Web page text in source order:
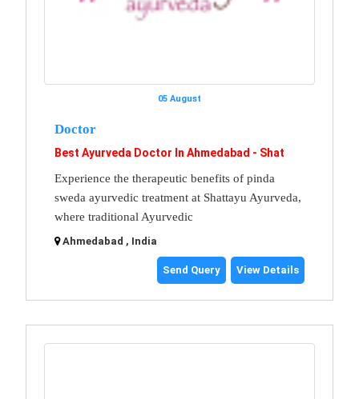
05 August
Doctor
Best Ayurveda Doctor In Ahmedabad - Shat
Experience the therapeutic benefits of pinda
sweda ayurvedic treatment at Shattayu Ayurveda,
where traditional Ayurvedic
Ahmedabad , India
Send Query View Details